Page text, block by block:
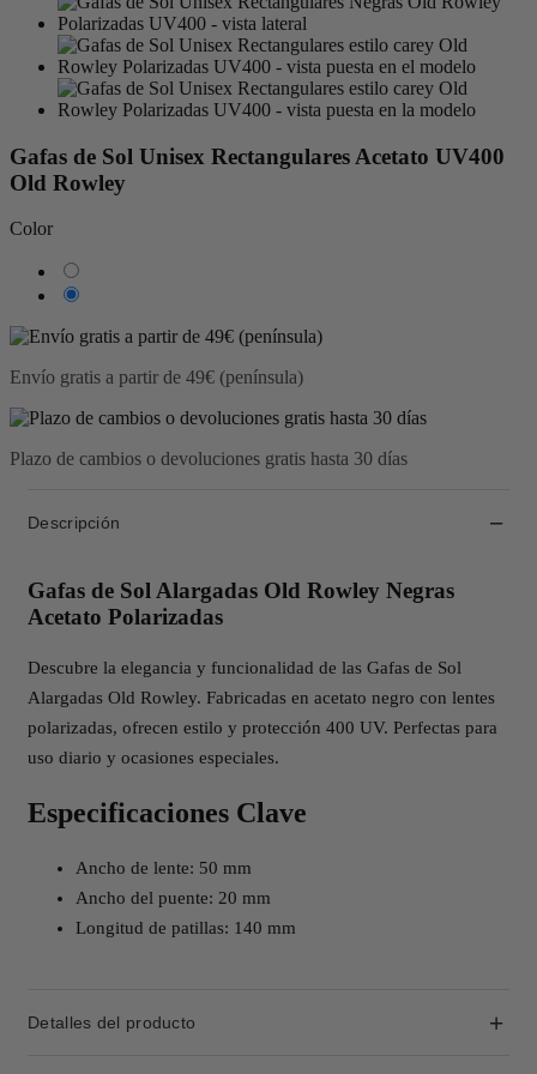
Gafas de Sol Unisex Rectangulares Acetato UV400
Old Rowley
Color
Envío gratis a partir de 49€ (península)
Plazo de cambios o devoluciones gratis hasta 30 días
Descripción
Gafas de Sol Alargadas Old Rowley Negras
Acetato Polarizadas
Descubre la elegancia y funcionalidad de las Gafas de Sol
Alargadas Old Rowley. Fabricadas en acetato negro con lentes
polarizadas, ofrecen estilo y protección 400 UV. Perfectas para
uso diario y ocasiones especiales.
Especificaciones Clave
Ancho de lente: 50 mm
Ancho del puente: 20 mm
Longitud de patillas: 140 mm
Detalles del producto